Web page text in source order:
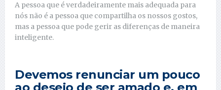
A pessoa que é verdadeiramente mais adequada para
nós não é a pessoa que compartilha os nossos gostos,
mas a pessoa que pode gerir as diferenças de maneira
inteligente.
Devemos renunciar um pouco